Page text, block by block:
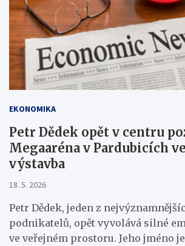
EKONOMIKA
Petr Dědek opět v centru
Megaaréna v Pardubicích
výstavba
18. 5. 2026
Petr Dědek, jeden z
podnikatelů, opět vyvolává silné
ve veřejném prostoru. Jeho jméno